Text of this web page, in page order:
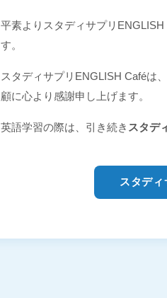
平素よりスタディサプリ
す。
スタディサプリENGLISH Caféは
顧に心より感謝申し上げます。
英語学習の際は、引き続き スタデ
スタデ